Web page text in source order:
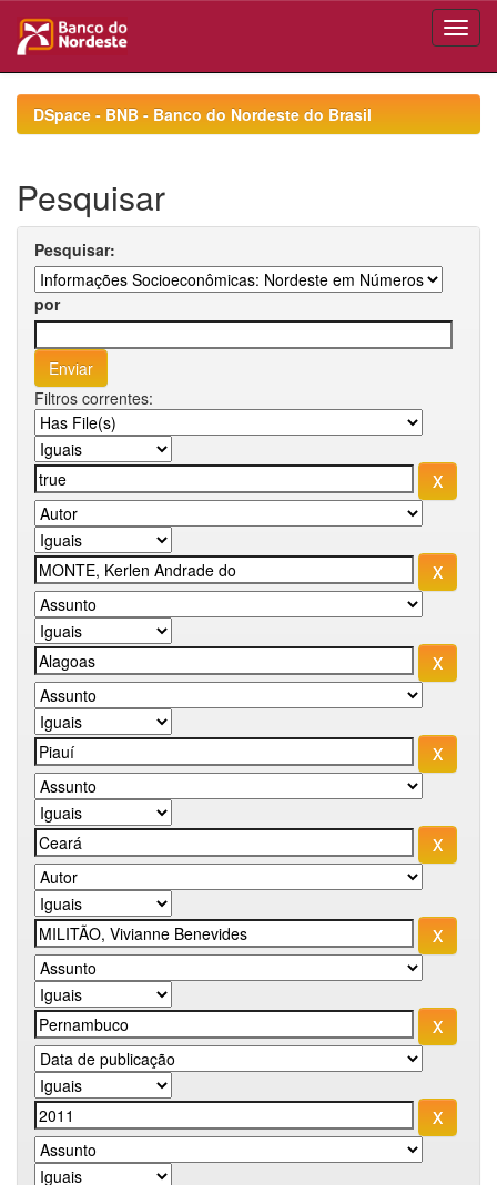
navigationDSpace - BNB - Banco do Nordeste do Brasil
Pesquisar
Pesquisar:
por
Filtros correntes: